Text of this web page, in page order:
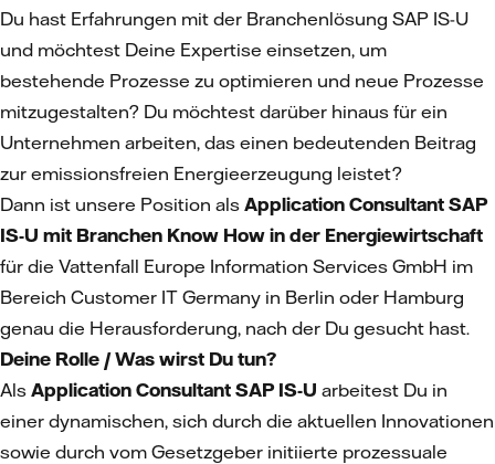
Du hast Erfahrungen mit der Branchenlösung SAP IS-U
und möchtest Deine Expertise einsetzen, um
bestehende Prozesse zu optimieren und neue Prozesse
mitzugestalten? Du möchtest darüber hinaus für ein
Unternehmen arbeiten, das einen bedeutenden Beitrag
zur emissionsfreien Energieerzeugung leistet?
Dann ist unsere Position als Application Consultant SAP
IS-U mit Branchen Know How in der Energiewirtschaft
für die Vattenfall Europe Information Services GmbH im
Bereich Customer IT Germany in Berlin oder Hamburg
genau die Herausforderung, nach der Du gesucht hast.
Deine Rolle / Was wirst Du tun?
Als Application Consultant SAP IS-U arbeitest Du in
einer dynamischen, sich durch die aktuellen Innovationen
sowie durch vom Gesetzgeber initiierte prozessuale